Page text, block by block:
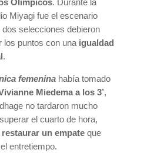
Olímpicos. Durante la
Miyagi fue el escenario
selecciones debieron
los puntos con una igualdad
.
femenina había tomado
Miedema a los 3’,
no tardaron mucho
el cuarto de hora,
un empateque
entretiempo.